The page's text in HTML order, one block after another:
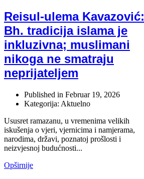
Reisul-ulema Kavazović:
Bh. tradicija islama je
inkluzivna; muslimani
nikoga ne smatraju
neprijateljem
Published in Februar 19, 2026
Kategorija: Aktuelno
Ususret ramazanu, u vremenima velikih
iskušenja o vjeri, vjernicima i namjerama,
narodima, državi, poznatoj prošlosti i
neizvjesnoj budućnosti...
Opširnije